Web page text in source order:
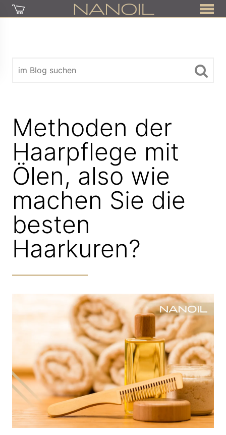
Methoden der
Haarpflege mit
Ölen, also wie
machen Sie die
besten
Haarkuren?